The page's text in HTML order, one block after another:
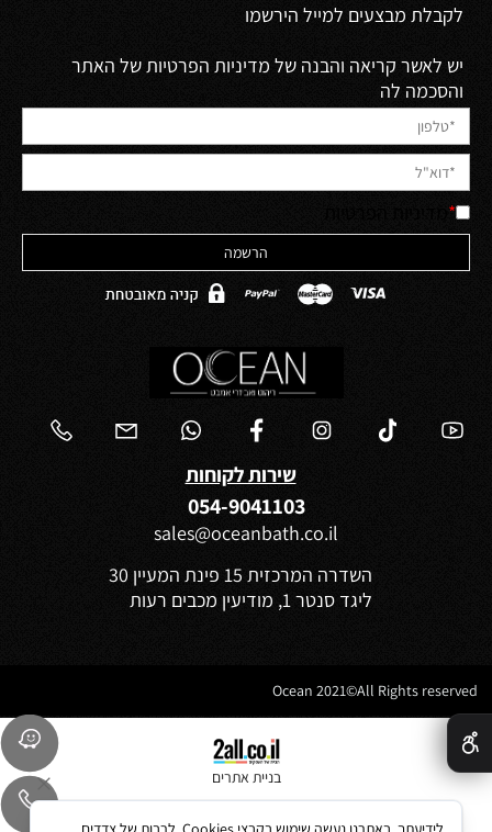
לקבלת מבצעים למייל הירשמו
יש לאשר קריאה והבנה של מדיניות הפרטיות של האתר
והסכמה לה
*
שירות לקוחות
054-9041103
sales@oceanbath.co.il
השדרה המרכזית 15 פינת המעיין 30
ליגד סנטר 1, מודיעין מכבים רעות
בניית אתרים